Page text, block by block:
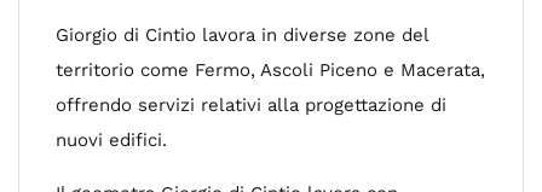
Giorgio di Cintio lavora in diverse zone del
territorio come Fermo, Ascoli Piceno e Macerata,
offrendo servizi relativi alla progettazione di
nuovi edifici.